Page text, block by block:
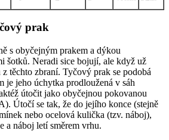
prak
s obyčejným prakem a dýkou
šotků. Neradi sice bojují, ale když už
těchto zbraní. Tyčový prak se podobá
je jeho úchytka prodloužená v sáh
útočit jako obyčejnou pokovanou
Útočí se tak, že do jejího konce (stejně
nebo ocelová kulička (tzv. náboj),
a náboj letí směrem vrhu.